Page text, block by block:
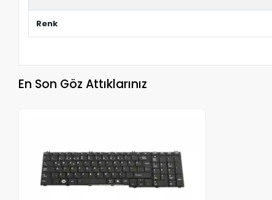
Renk
En Son Göz Attıklarınız